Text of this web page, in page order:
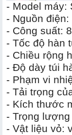
- Model máy:
- Nguồn
- Công suất:
- Tốc độ hàn
- Chiều rộng
- Độ dày túi
- Phạm vi
- Tải trọng
- Kích thước
- Trọng
- Vật liệu vỏ: